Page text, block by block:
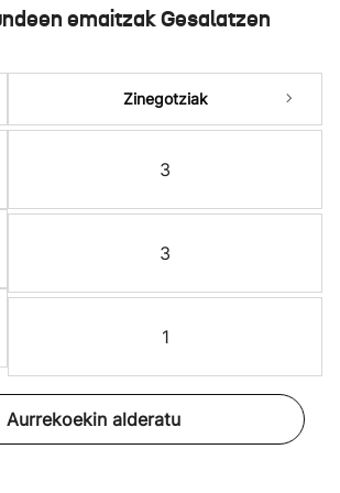
emaitzak Gesalatzen
Zinegotziak
3
3
1
Aurrekoekin alderatu